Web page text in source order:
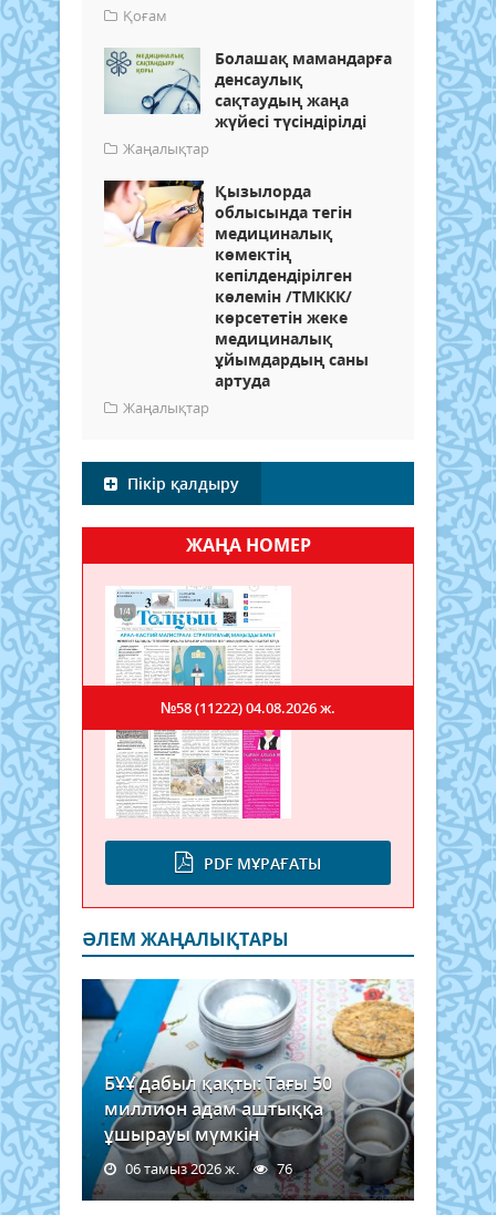
Қоғам
Болашақ мамандарға
денсаулық
сақтаудың жаңа
жүйесі түсіндірілді
Жаңалықтар
Қызылорда
облысында тегін
медициналық
көмектің
кепілдендірілген
көлемін /ТМККК/
көрсететін жеке
медициналық
ұйымдардың саны
артуда
Жаңалықтар
Пікір қалдыру
ЖАҢА НОМЕР
PDF МҰРАҒАТЫ
№58 (11222)04.08.2026 ж.
ӘЛЕМ ЖАҢАЛЫҚТАРЫ
БҰҰ дабыл қақты: Тағы 50
миллион адам аштыққа
ұшырауы мүмкін
06 тамыз 2026 ж. 76